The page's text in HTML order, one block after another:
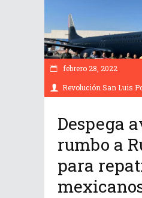
febrero 28, 2022
Revolución San Luis
Despega
rumbo a
para